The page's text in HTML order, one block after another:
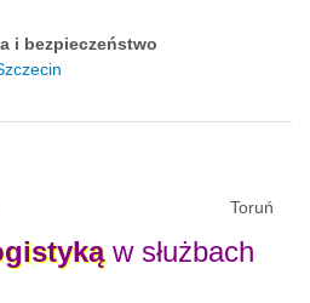
i bezpieczeństwo
Toruń
w służbach